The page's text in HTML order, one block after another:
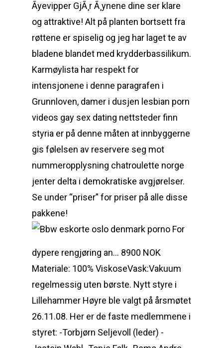
Ãyevipper GjÃ¸r Ã¸ynene dine ser klare
og attraktive! Alt på planten bortsett fra
røttene er spiselig og jeg har laget te av
bladene blandet med krydderbassilikum.
Karmøylista har respekt for
intensjonene i denne paragrafen i
Grunnloven, damer i dusjen lesbian porn
videos gay sex dating nettsteder finn
styria er på denne måten at innbyggerne
gis følelsen av reservere seg mot
nummeropplysning chatroulette norge
jenter delta i demokratiske avgjørelser.
Se under “priser” for priser på alle disse
pakkene!
For
dypere rengjøring an… 8900 NOK
Materiale: 100% ViskoseVask:Vakuum
regelmessig uten børste. Nytt styre i
Lillehammer Høyre ble valgt på årsmøtet
26.11.08. Her er de faste medlemmene i
styret: -Torbjørn Seljevoll (leder) -